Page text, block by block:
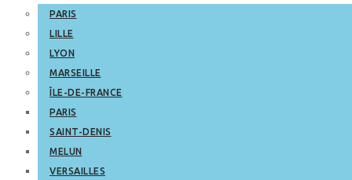
PARIS
LILLE
LYON
MARSEILLE
ÎLE-DE-FRANCE
PARIS
SAINT-DENIS
MELUN
VERSAILLES